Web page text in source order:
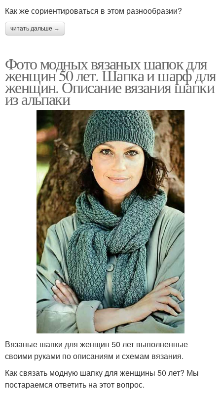
Как же сориентироваться в этом разнообразии?
читать дальше →
Фото модных вязаных шапок для
женщин 50 лет. Шапка и шарф для
женщин. Описание вязания шапки
из альпаки
Вязаные шапки для женщин 50 лет выполненные
своими руками по описаниям и схемам вязания.
Как связать модную шапку для женщины 50 лет? Мы
постараемся ответить на этот вопрос.